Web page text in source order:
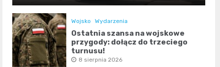
Wojsko Wydarzenia
Ostatnia szansa na wojskowe
przygody: dołącz do trzeciego
turnusu!
8 sierpnia 2026